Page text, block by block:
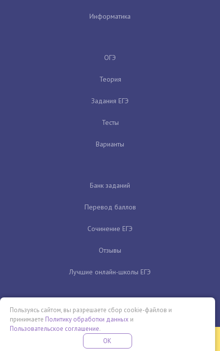
Информатика
ОГЭ
Теория
Задания ЕГЭ
Тесты
Варианты
Банк заданий
Перевод баллов
Сочинение ЕГЭ
Отзывы
Лучшие онлайн-школы ЕГЭ
Бесплатная летняя школа
ПРОВЕДИ ЭТО ЛЕТО С ПОЛЬЗОЙ
Пользуясь сайтом, вы разрешаете сбор cookie-файлов и
принимаете Политику обработки данных и
Пользовательское соглашение.
OK